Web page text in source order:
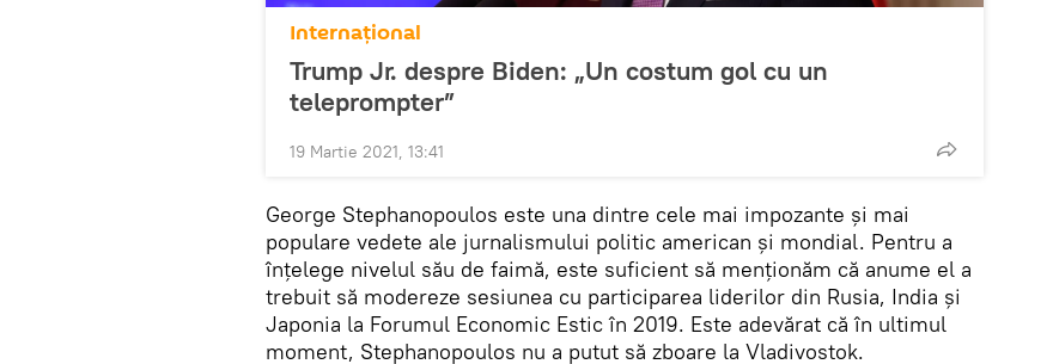
Internaţional
Trump Jr. despre Biden: „Un costum gol cu un
teleprompter”
19 Martie 2021, 13:41
George Stephanopoulos este una dintre cele mai impozante și mai
populare vedete ale jurnalismului politic american și mondial. Pentru a
înțelege nivelul său de faimă, este suficient să menționăm că anume el a
trebuit să modereze sesiunea cu participarea liderilor din Rusia, India și
Japonia la Forumul Economic Estic în 2019. Este adevărat că în ultimul
moment, Stephanopoulos nu a putut să zboare la Vladivostok.